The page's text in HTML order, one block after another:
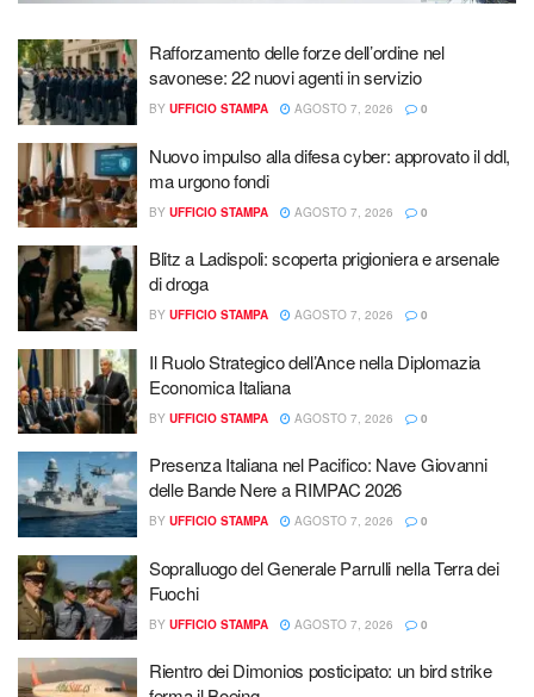
Rafforzamento delle forze dell’ordine nel
savonese: 22 nuovi agenti in servizio
BY UFFICIO STAMPA AGOSTO 7, 2026 0
Nuovo impulso alla difesa cyber: approvato il ddl,
ma urgono fondi
BY UFFICIO STAMPA AGOSTO 7, 2026 0
Blitz a Ladispoli: scoperta prigioniera e arsenale
di droga
BY UFFICIO STAMPA AGOSTO 7, 2026 0
Il Ruolo Strategico dell’Ance nella Diplomazia
Economica Italiana
BY UFFICIO STAMPA AGOSTO 7, 2026 0
Presenza Italiana nel Pacifico: Nave Giovanni
delle Bande Nere a RIMPAC 2026
BY UFFICIO STAMPA AGOSTO 7, 2026 0
Sopralluogo del Generale Parrulli nella Terra dei
Fuochi
BY UFFICIO STAMPA AGOSTO 7, 2026 0
Rientro dei Dimonios posticipato: un bird strike